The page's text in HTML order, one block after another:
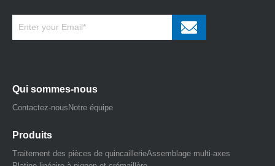
Qui sommes-nous
Contactez-nousNotre équipe
Produits
Traitement des pièces de quincaillerieAssemblage multi-axes